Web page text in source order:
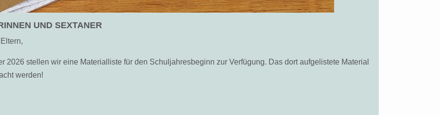
UND SEXTANER
2026 stellen wir eine Materialliste für den Schuljahresbeginn zur Verfügung. Das dort aufgelistete Material
werden!